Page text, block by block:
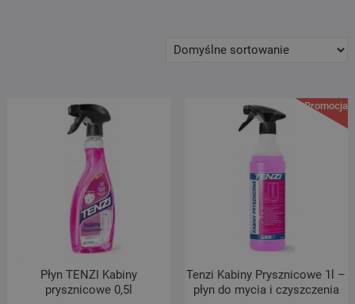
Płyn TENZI Kabiny
prysznicowe 0,5l
Promocja!
Tenzi Kabiny Prysznicowe 1l –
płyn do mycia i czyszczenia